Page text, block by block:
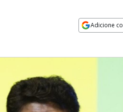
Adicione